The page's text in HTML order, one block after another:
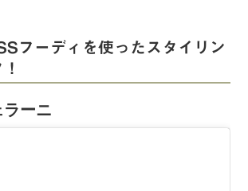
フーディを使ったスタイリン
ラーニ